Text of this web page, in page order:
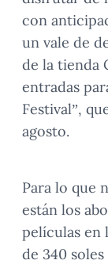
con
un vale de
de la tienda
entradas
Festival”,
agosto.
Para lo que
están los
películas en
de 340